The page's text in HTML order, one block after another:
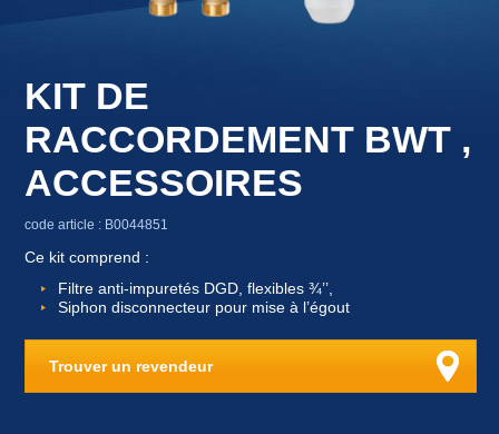
KIT DE
RACCORDEMENT BWT ,
ACCESSOIRES
code article : B0044851
Ce kit comprend :
Filtre anti-impuretés DGD, flexibles ¾’’,
Siphon disconnecteur pour mise à l’égout
Trouver un revendeur